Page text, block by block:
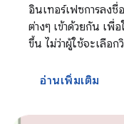
อินเทอร์เฟซการลงชื่
ต่างๆ เข้าด้วยกัน เพื่
ขึ้น ไม่ว่าผู้ใช้จะเลือก
อ่านเพิ่มเติม